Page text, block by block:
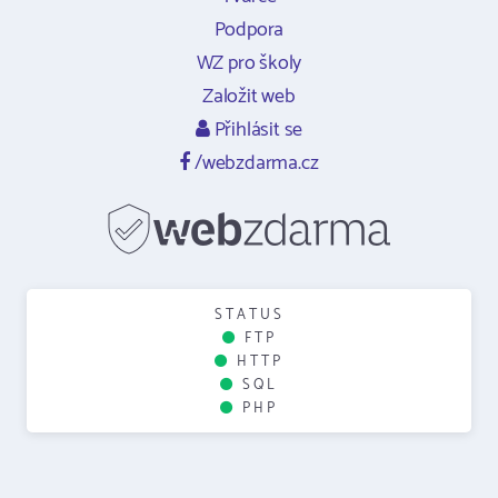
Podpora
WZ pro školy
Založit web
Přihlásit se
/webzdarma.cz
STATUS
FTP
HTTP
SQL
PHP